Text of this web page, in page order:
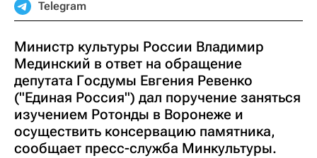
Telegram
Министр культуры России Владимир
Мединский в ответ на обращение
депутата Госдумы Евгения Ревенко
("Единая Россия") дал поручение заняться
изучением Ротонды в Воронеже и
осуществить консервацию памятника,
сообщает пресс-служба Минкультуры.